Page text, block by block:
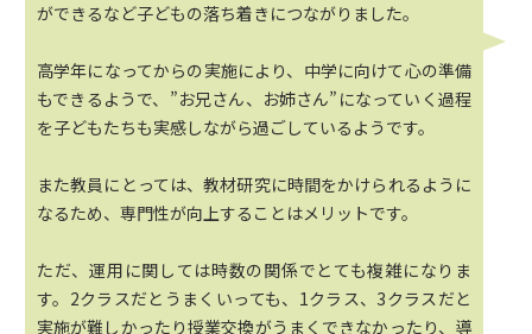
ができるなど子どもの落ち着きにつながりました。
高学年になってからの実施により、中学に向けて心の準備
もできるようで、”お兄さん、お姉さん”になっていく過程
を子どもたちも実感しながら過ごしているようです。
また教員にとっては、教材研究に時間をかけられるように
なるため、専門性が向上することはメリットです。
ただ、運用に関しては時数の関係でとても複雑になりま
す。2クラスだとうまくいっても、1クラス、3クラスだと
実施が難しかったり授業交換がうまくできなかったり、導